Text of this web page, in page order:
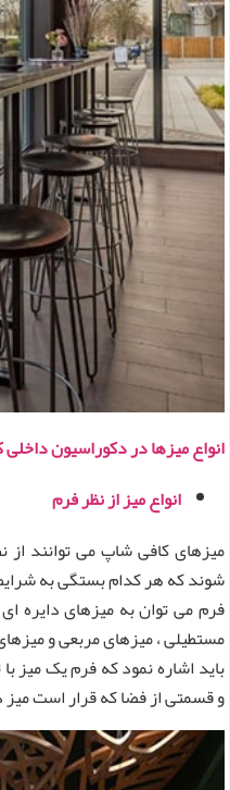
انواع میزها در دکوراسیون
انواع میز از نظر فرم
میزهای کافی شاپ می توانند
شوند که هر کدام بستگی به
فرم می توان به میزهای
مستطیلی ، میزهای مربعی و
باید اشاره نمود که فرم یک میز
و قسمتی از فضا که قرار است